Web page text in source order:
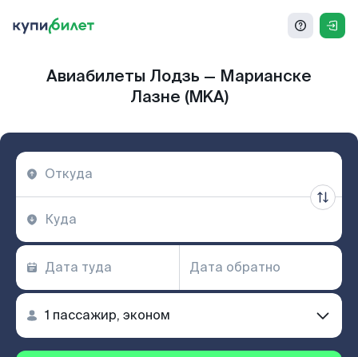
Авиабилеты Лодзь — Марианске
Лазне (MKA)